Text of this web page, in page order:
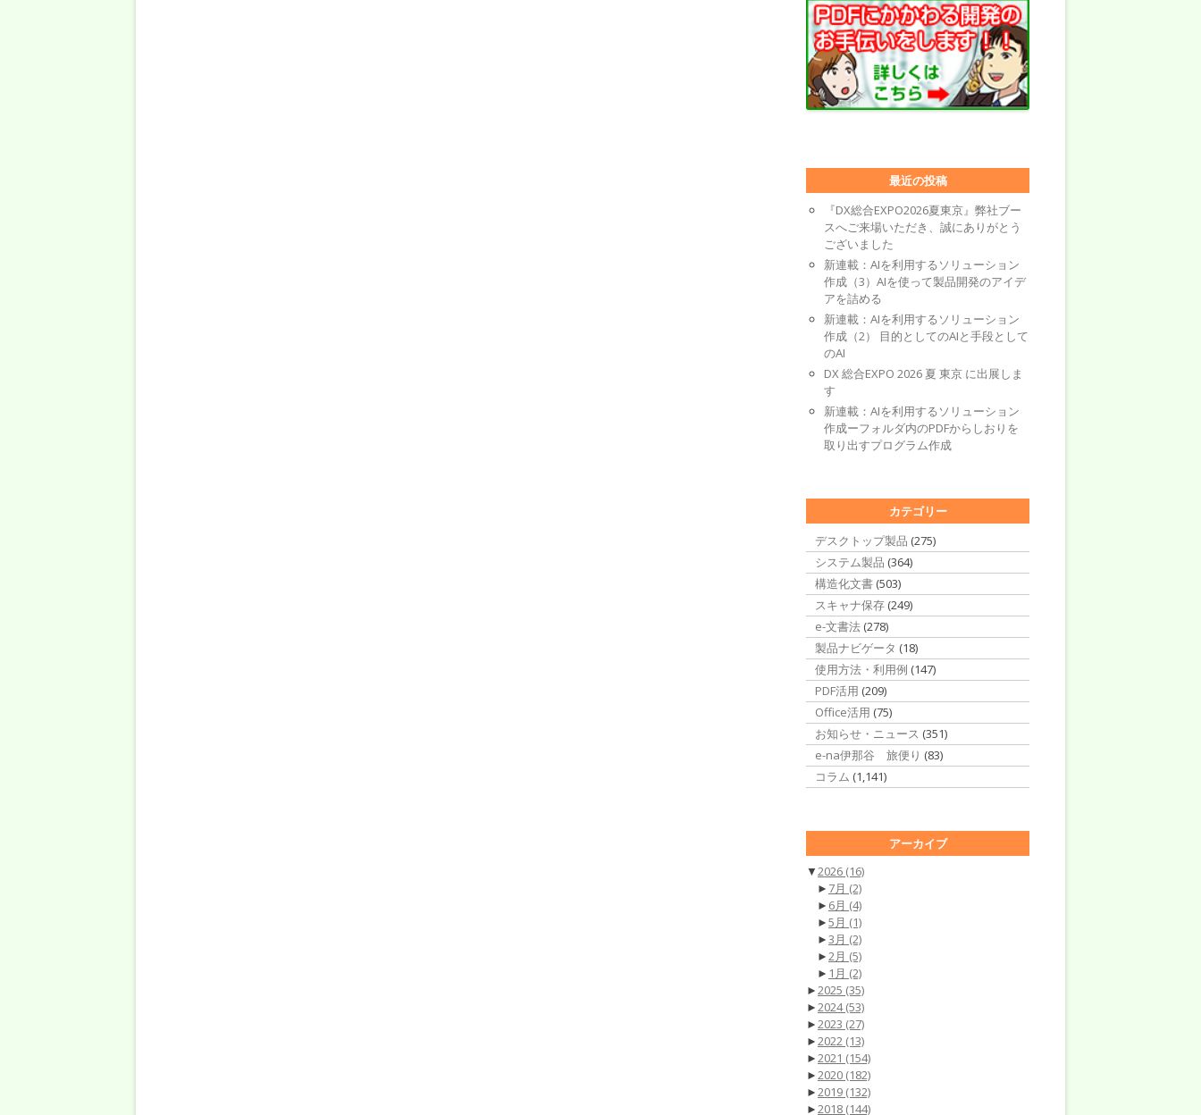
最近の投稿
『DX総合EXPO2026夏東京』弊社ブー
スへご来場いただき、誠にありがとう
ございました
新連載：AIを利用するソリューション
作成（3）AIを使って製品開発のアイデ
アを詰める
新連載：AIを利用するソリューション
作成（2） 目的としてのAIと手段として
のAI
DX 総合EXPO 2026 夏 東京 に出展しま
す
新連載：AIを利用するソリューション
作成ーフォルダ内のPDFからしおりを
取り出すプログラム作成
カテゴリー
デスクトップ製品 (275)
システム製品 (364)
構造化文書 (503)
スキャナ保存 (249)
e-文書法 (278)
製品ナビゲータ (18)
使用方法・利用例 (147)
PDF活用 (209)
Office活用 (75)
お知らせ・ニュース (351)
e-na伊那谷 旅便り (83)
コラム (1,141)
アーカイブ
▼2026 (16)
► 7月 (2)
► 6月 (4)
►5月 (1)
►3月 (2)
►2月 (5)
► 1月 (2)
►2025 (35)
►2024(53)
►2023 (27)
►2022 (13)
►2021 (154)
►2020 (182)
►2019 (132)
►2018 (144)